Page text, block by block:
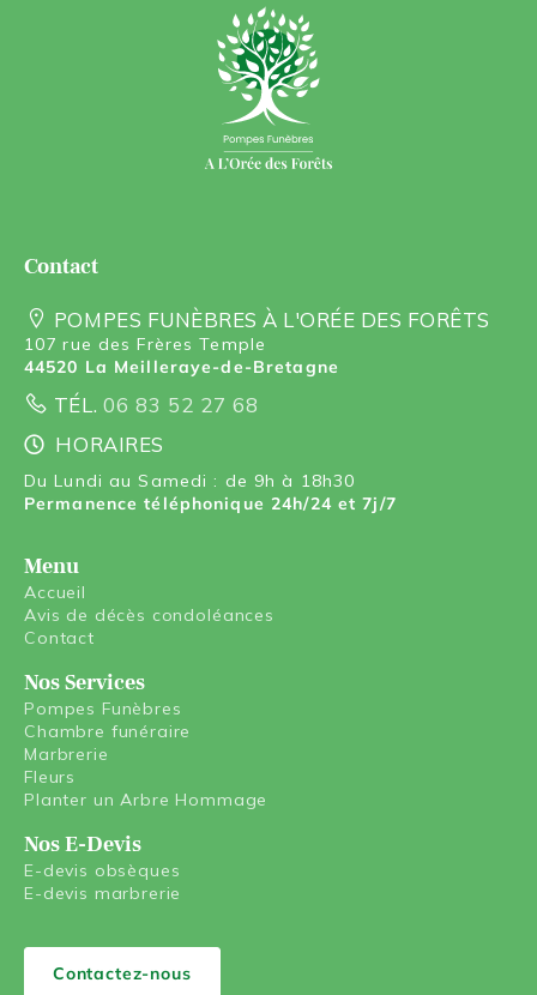
contact
POMPES FUNÈBRES À L'ORÉE DES FORÊTS
107 rue des Frères Temple
44520 La Meilleraye-de-Bretagne
TÉL. 06 83 52 27 68
HORAIRES
Du Lundi au Samedi : de 9h à 18h30
Permanence téléphonique 24h/24 et 7j/7
Menu
Accueil
Avis de décès condoléances
Contact
Nos Services
Pompes Funèbres
Chambre funéraire
Marbrerie
Fleurs
Planter un Arbre Hommage
Nos E-Devis
E-devis obsèques
E-devis marbrerie
Contactez-nous